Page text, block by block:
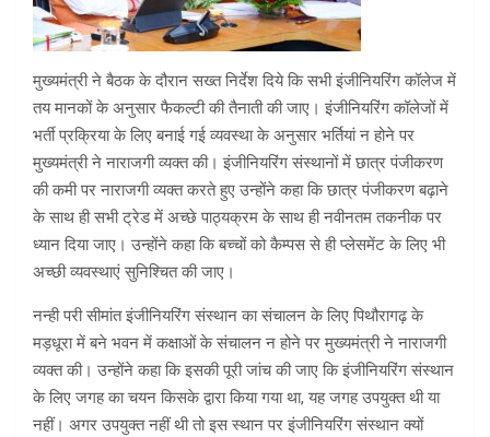
मुख्यमंत्री ने बैठक के दौरान सख्त निर्देश दिये कि सभी इंजीनियरिंग कॉलेज में
तय मानकों के अनुसार फैकल्टी की तैनाती की जाए। इंजीनियरिंग कॉलेजों में
भर्ती प्रक्रिया के लिए बनाई गई व्यवस्था के अनुसार भर्तियां न होने पर
मुख्यमंत्री ने नाराजगी व्यक्त की। इंजीनियरिंग संस्थानों में छात्र पंजीकरण
की कमी पर नाराजगी व्यक्त करते हुए उन्होंने कहा कि छात्र पंजीकरण बढ़ाने
के साथ ही सभी ट्रेड में अच्छे पाठ्यक्रम के साथ ही नवीनतम तकनीक पर
ध्यान दिया जाए। उन्होंने कहा कि बच्चों को कैम्पस से ही प्लेसमेंट के लिए भी
अच्छी व्यवस्थाएं सुनिश्चित की जाए।
नन्ही परी सीमांत इंजीनियरिंग संस्थान का संचालन के लिए पिथौरागढ़ के
मड़धूरा में बने भवन में कक्षाओं के संचालन न होने पर मुख्यमंत्री ने नाराजगी
व्यक्त की। उन्होंने कहा कि इसकी पूरी जांच की जाए कि इंजीनियरिंग संस्थान
के लिए जगह का चयन किसके द्वारा किया गया था, यह जगह उपयुक्त थी या
नहीं। अगर उपयुक्त नहीं थी तो इस स्थान पर इंजीनियरिंग संस्थान क्यों